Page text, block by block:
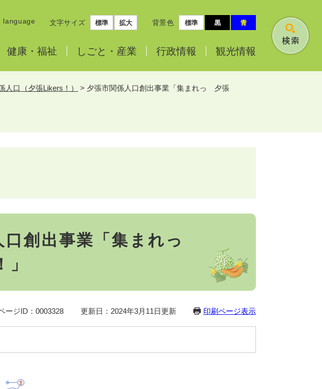
language 文字サイズ 標準 拡大 背景色 標準 黒 青
健康・ 福祉 しごと・ 産業 行政情報 観光情報
検
人口（夕張Likers！） > 夕張市関係人口創出事業「集まれっ 夕張
口創出事業「集まれっ
ージID：0003328 更新日：2024年3月11日更新 印刷ページ表示